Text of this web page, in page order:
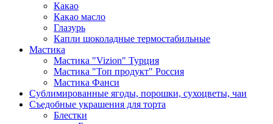
Какао
Какао масло
Глазурь
Капли шоколадные термостабильные
Мастика
Мастика "Vizion" Турция
Мастика "Топ продукт" Россия
Мастика Фанси
Сублимированные ягоды, порошки, сухоцветы, чаи
Съедобные украшения для торта
Блестки